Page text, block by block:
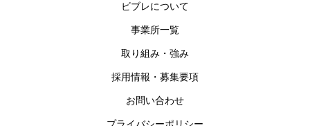
ビブレについて
事業所一覧
取り組み・強み
採用情報・募集要項
お問い合わせ